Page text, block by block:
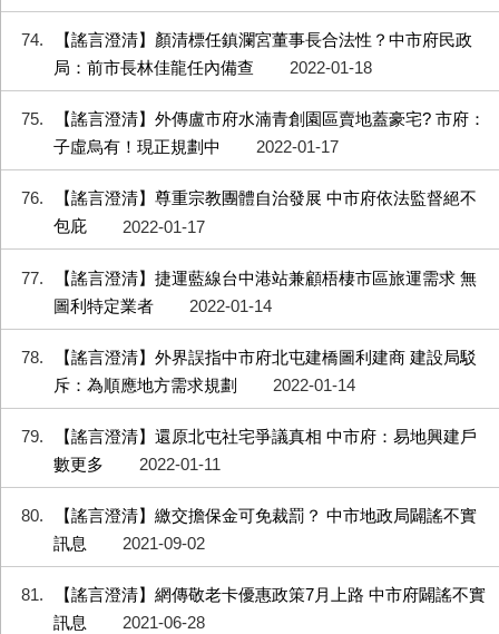
74
【謠言澄清】顏清標任鎮瀾宮董事長合法性？中市府民政
局：前市長林佳龍任內備查
2022-01-18
75
【謠言澄清】外傳盧市府水湳青創園區賣地蓋豪宅? 市府：
子虛烏有！現正規劃中
2022-01-17
76
【謠言澄清】尊重宗教團體自治發展 中市府依法監督絕不
包庇
2022-01-17
77
【謠言澄清】捷運藍線台中港站兼顧梧棲市區旅運需求 無
圖利特定業者
2022-01-14
78
【謠言澄清】外界誤指中市府北屯建橋圖利建商 建設局駁
斥：為順應地方需求規劃
2022-01-14
79
【謠言澄清】還原北屯社宅爭議真相 中市府：易地興建戶
數更多
2022-01-11
80
【謠言澄清】繳交擔保金可免裁罰？ 中市地政局闢謠不實
訊息
2021-09-02
81
【謠言澄清】網傳敬老卡優惠政策7月上路 中市府闢謠不實
訊息
2021-06-28